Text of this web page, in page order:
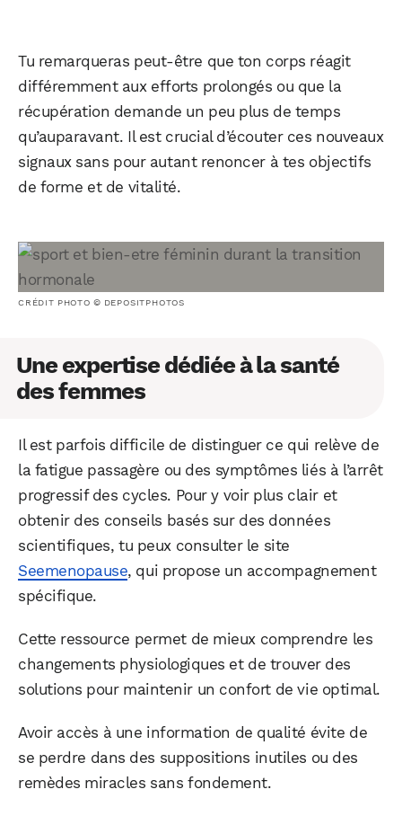
Tu remarqueras peut-être que ton corps réagit
différemment aux efforts prolongés ou que la
récupération demande un peu plus de temps
qu’auparavant. Il est crucial d’écouter ces nouveaux
signaux sans pour autant renoncer à tes objectifs
de forme et de vitalité.
CRÉDIT PHOTO © DEPOSITPHOTOS
Une expertise dédiée à la santé
des femmes
Il est parfois difficile de distinguer ce qui relève de
la fatigue passagère ou des symptômes liés à l’arrêt
progressif des cycles. Pour y voir plus clair et
obtenir des conseils basés sur des données
scientifiques, tu peux consulter le site
Seemenopause, qui propose un accompagnement
spécifique.
Cette ressource permet de mieux comprendre les
changements physiologiques et de trouver des
solutions pour maintenir un confort de vie optimal.
Avoir accès à une information de qualité évite de
se perdre dans des suppositions inutiles ou des
remèdes miracles sans fondement.